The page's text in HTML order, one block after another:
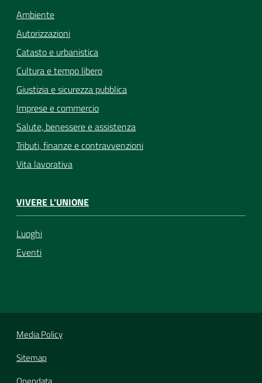
Ambiente
Autorizzazioni
Catasto e urbanistica
Cultura e tempo libero
Giustizia e sicurezza pubblica
Imprese e commercio
Salute, benessere e assistenza
Tributi, finanze e contravvenzioni
Vita lavorativa
VIVERE L'UNIONE
Luoghi
Eventi
Media Policy
Sitemap